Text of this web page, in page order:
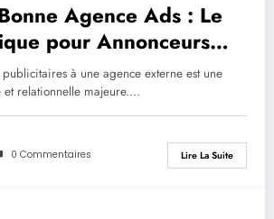
Agence Ads : Le
pour Annonceurs
à une agence externe est une
et relationnelle majeure.…
0 Commentaires Lire La Suite